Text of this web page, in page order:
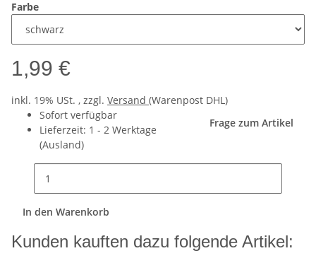
Farbe
1,99 €
inkl. 19% USt. , zzgl. Versand (Warenpost DHL)
Sofort verfügbar
Lieferzeit: 1 - 2 Werktage
(Ausland)
Frage zum Artikel
In den Warenkorb
Kunden kauften dazu folgende Artikel: